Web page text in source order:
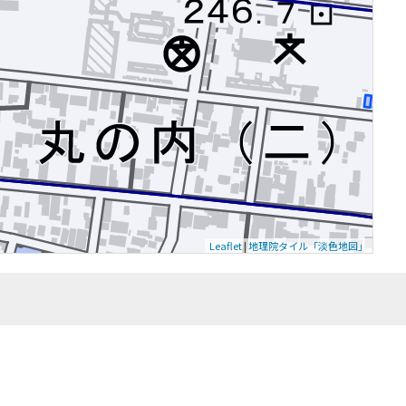
Leaflet|地理院タイル「淡色地図」